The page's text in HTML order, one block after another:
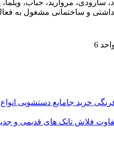
سارودی، مروارید، حباب،
و ساختمانی مشغول به
خرید جامایع دستشویی
فلاش تانک های قدیمی و